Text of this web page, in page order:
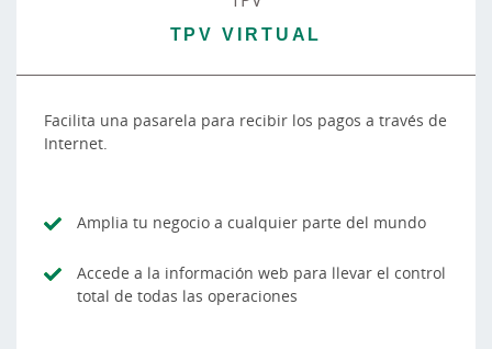
TPV VIRTUAL
Facilita una pasarela para recibir los pagos a través de
Internet.
Amplia tu negocio a cualquier parte del mundo
Accede a la información web para llevar el control
total de todas las operaciones